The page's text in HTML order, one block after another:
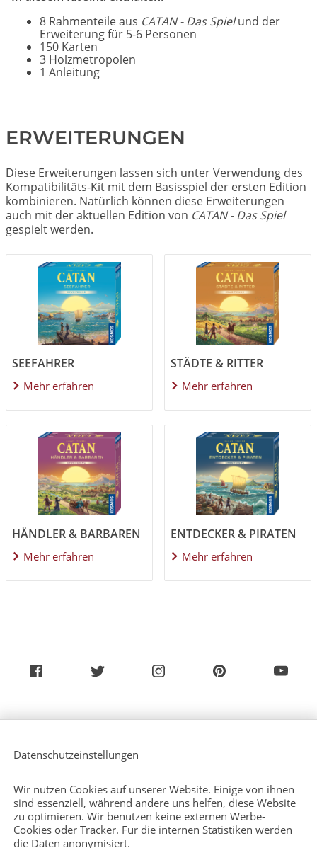
Datenschutzeinstellungen
Wir nutzen Cookies auf unserer Website. Einige von ihnen
sind essenziell, während andere uns helfen, diese Website
zu optimieren. Wir benutzen keine externen Werbe-
Cookies oder Tracker. Für die internen Statistiken werden
die Daten anonymisiert.
8 Rahmenteile aus CATAN - Das Spielund der
Erweiterung für 5-6 Personen
150 Karten
3 Holzmetropolen
1 Anleitung
ERWEITERUNGEN
Diese Erweiterungen lassen sich unter Verwendung des
Kompatibilitäts-Kit mit dem Basisspiel der ersten Edition
kombinieren. Natürlich können diese Erweiterungen
auch mit der aktuellen Edition von CATAN - Das Spiel
gespielt werden.
Image
SEEFAHRER
Mehr erfahren
Image
STÄDTE & RITTER
Mehr erfahren
Image
HÄNDLER & BARBAREN
Mehr erfahren
Image
ENTDECKER & PIRATEN
Mehr erfahren
Sitemap